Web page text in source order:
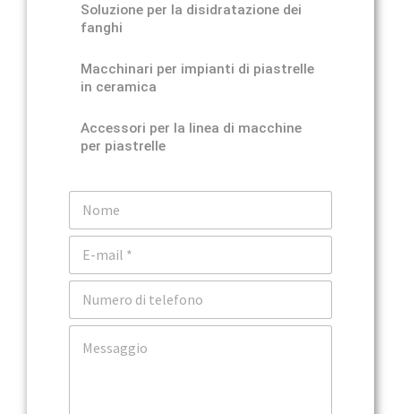
Soluzione per la disidratazione dei
fanghi
Macchinari per impianti di piastrelle
in ceramica
Accessori per la linea di macchine
per piastrelle
N
m
E
a
*
T
l
C